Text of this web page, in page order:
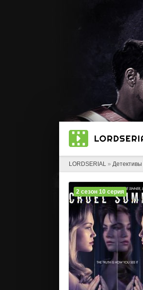
LORDSERIAL » Детективы
2 сезон 10 серия